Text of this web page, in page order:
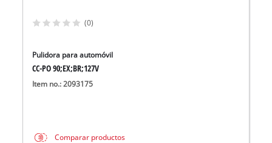
(0)
Pulidora para automóvil
CC-PO 90;EX;BR;127V
Item no.: 2093175
Comparar productos